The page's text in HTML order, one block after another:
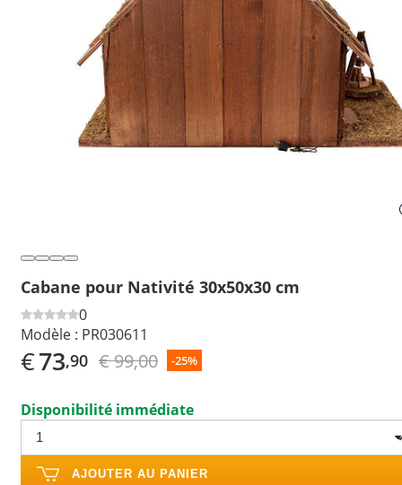
Cabane pour Nativité 30x50x30 cm
0
Modèle : PR030611
€73,90 € 99,00 -25%
Disponibilité immédiate
AJOUTER AU PANIER